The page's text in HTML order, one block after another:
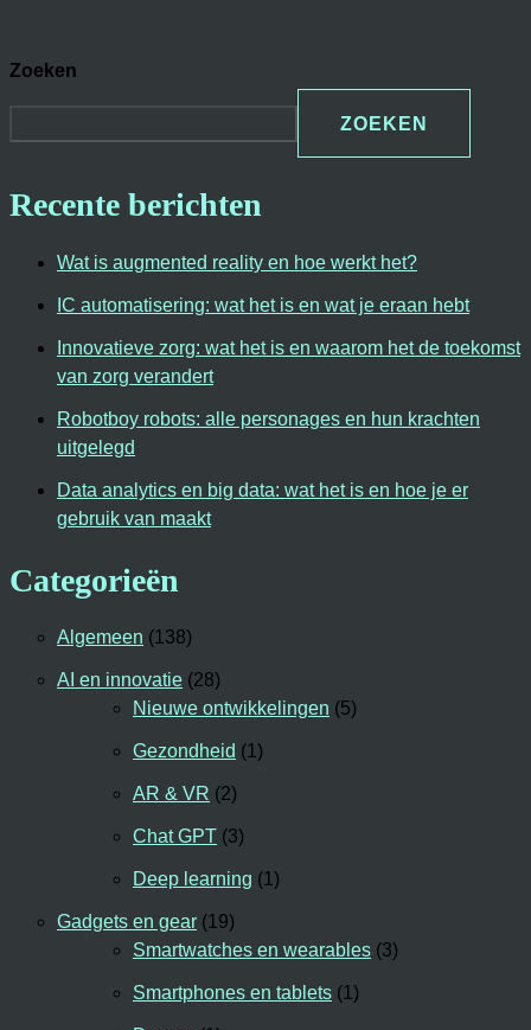
Zoeken
ZOEKEN
Recente berichten
Wat is augmented reality en hoe werkt het?
IC automatisering: wat het is en wat je eraan hebt
Innovatieve zorg: wat het is en waarom het de toekomst
van zorg verandert
Robotboy robots: alle personages en hun krachten
uitgelegd
Data analytics en big data: wat het is en hoe je er
gebruik van maakt
Categorieën
Algemeen (138)
AI en innovatie (28)
Nieuwe ontwikkelingen (5)
Gezondheid (1)
AR & VR (2)
Chat GPT (3)
Deep learning (1)
Gadgets en gear (19)
Smartwatches en wearables (3)
Smartphones en tablets (1)